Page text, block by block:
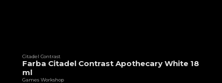
Citadel Contrast
Farba Citadel Contrast Apothecary White 18
ml
Games Workshop